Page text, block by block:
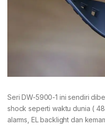
Seri DW-5900-1 ini sendiri
shock seperti waktu dunia (
alarms, EL backlight dan